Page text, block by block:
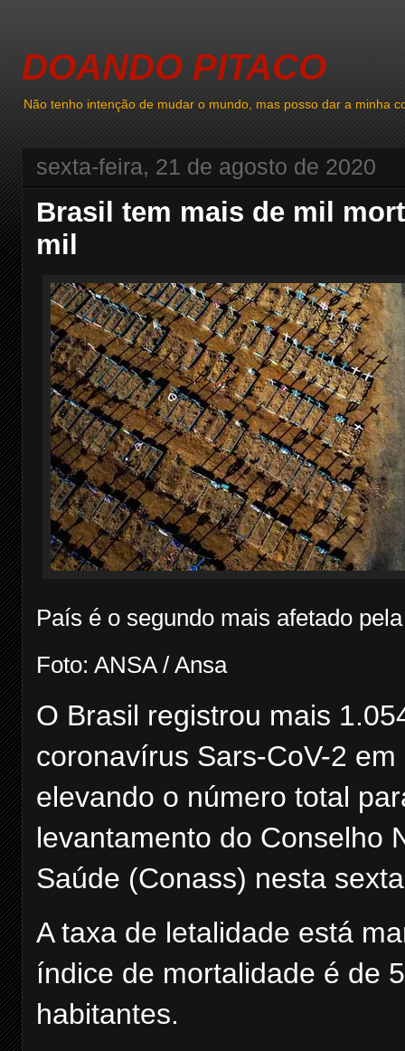
DOANDO PITACO
Não tenho intenção de mudar o mundo, mas posso dar a minha
sexta-feira, 21 de agosto de 2020
Brasil tem mais de mil
mil
País é o segundo mais afetado
Foto: ANSA / Ansa
O Brasil registrou mais
coronavírus Sars-CoV-2
elevando o número total
levantamento do Conselho
Saúde (Conass) nesta
A taxa de letalidade está
índice de mortalidade é de
habitantes.